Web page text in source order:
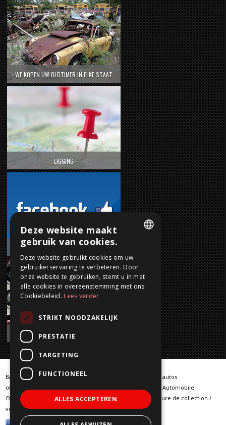
WE KOPEN UW OLDTIMER IN ELKE STAAT
LIGGING
VOLG ONS
NIEUWS
Barn Finds / Warehouse Finder / klassieke auto / klassieke autos
oldtimer / oldtimers / Classic car / Classic cars / Klassische Automobile
Oldtimerfahrzeuge / vintage cars / voiture classique / voiture de collection /
voiture ancienne / klassieke wagens
FRENCH
ENGLISH
Deze website maakt
gebruik van cookies.
Deze website gebruikt cookies om uw
gebruikerservaring te verbeteren. Door
onze website te gebruiken, stemt u in met
alle cookies in overeenstemming met ons
Cookiebeleid. Lees verder
STRIKT NOODZAKELIJK
PRESTATIE
TARGETING
FUNCTIONEEL
ALLES ACCEPTEREN